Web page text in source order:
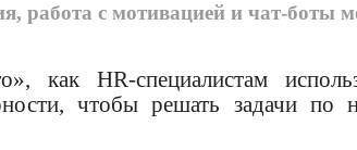
работа с мотивацией и чат-боты
как HR-специалистам
чтобы решать задачи по